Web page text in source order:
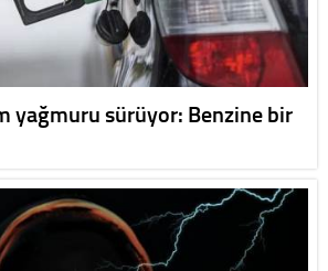
yağmuru sürüyor: Benzine bir